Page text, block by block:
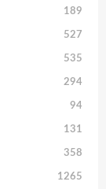
189
527
535
294
94
131
358
1265